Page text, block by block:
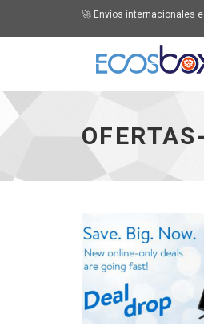
🚀 Envíos internacionales